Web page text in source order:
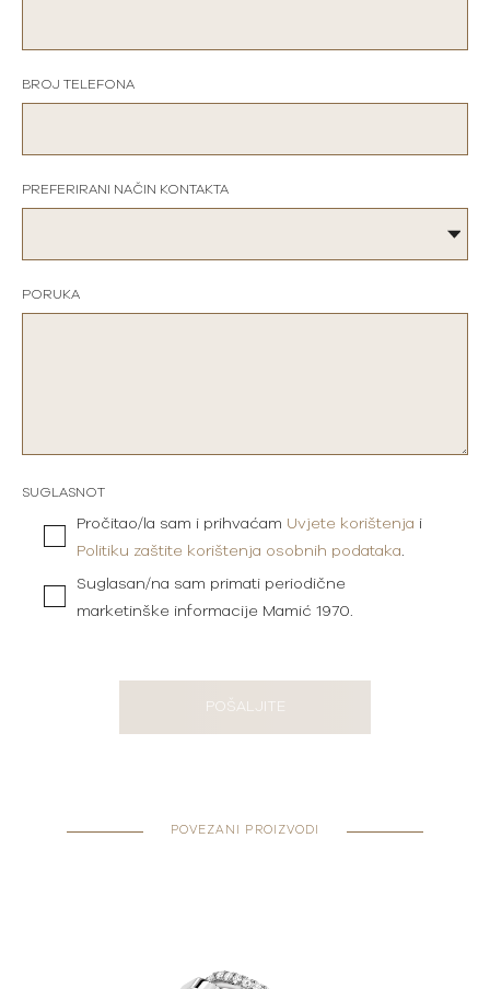
BROJ TELEFONA
PREFERIRANI NAČIN KONTAKTA
PORUKA
SUGLASNOT
Pročitao/la sam i prihvaćam Uvjete korištenja i
Politiku zaštite korištenja osobnih podataka.
Suglasan/na sam primati periodične
marketinške informacije Mamić 1970.
POŠALJITE
POVEZANI PROIZVODI